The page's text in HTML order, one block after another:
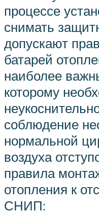
процессе
снимать
допускают
батарей
наиболее
которому
соблюдение
нормальной
воздуха
правила
отопления к
СНИП: